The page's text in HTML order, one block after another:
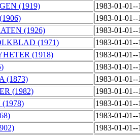
(1919)
1983-01-
1983-01-
(1926)
1983-01-
(1971)
1983-01-
(1918)
1983-01-
1983-01-
(1873)
1983-01-
(1982)
1983-01-
1983-01-
1983-01-
1983-01-